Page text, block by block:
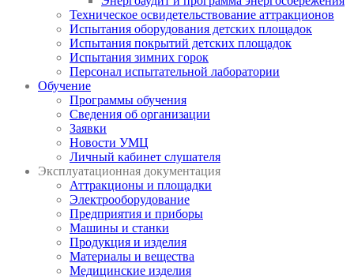
Техническое освидетельствование аттракционов
Испытания оборудования детских площадок
Испытания покрытий детских площадок
Испытания зимних горок
Персонал испытательной лаборатории
Обучение
Программы обучения
Сведения об организации
Заявки
Новости УМЦ
Личный кабинет слушателя
Эксплуатационная документация
Аттракционы и площадки
Электрооборудование
Предприятия и приборы
Машины и станки
Продукция и изделия
Материалы и вещества
Медицинские изделия